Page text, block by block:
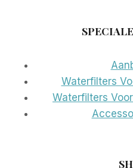
Waterfilters
Waterfilters